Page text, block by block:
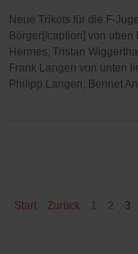
Neue Trikots für die F-
Börger[/caption] von
Hermes, Tristan
Frank Langen von unten
Philipp Langen, Bennet
Start Zurück 1 2 3